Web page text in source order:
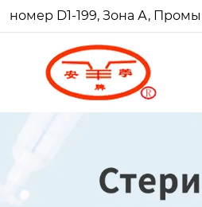
номер D1-199, Зона А,